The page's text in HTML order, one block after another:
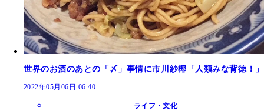
世界のお酒のあとの「〆」事情に市川紗椰「人類みな背徳！」
2022年05月06日 06:40
ライフ・文化